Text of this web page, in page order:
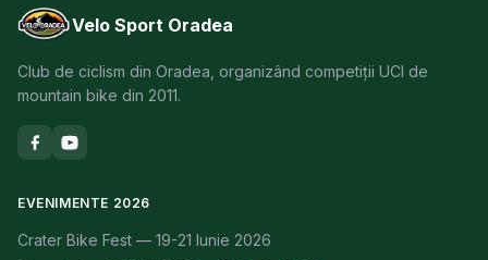
Velo Sport Oradea
Club de ciclism din Oradea, organizând competiții UCI de
mountain bike din 2011.
EVENIMENTE 2026
Crater Bike Fest — 19-21 Iunie 2026